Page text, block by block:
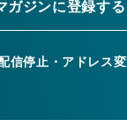
ガジンに登録する
信停止・アドレス